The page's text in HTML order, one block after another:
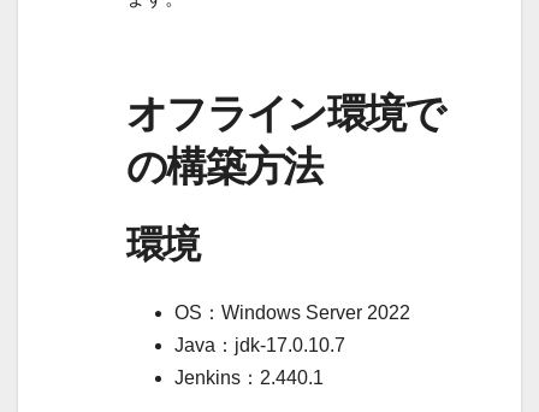
オフライン環境で
の構築方法
環境
OS：Windows Server 2022
Java：jdk-17.0.10.7
Jenkins：2.440.1